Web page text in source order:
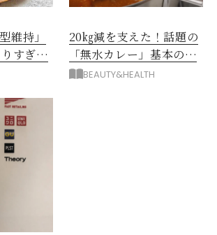
維持」
すぎな
です
20㎏減を支えた！話題の
「無水カレー」基本の作
り方とおすすめルウ6選
BEAUTY&HEALTH